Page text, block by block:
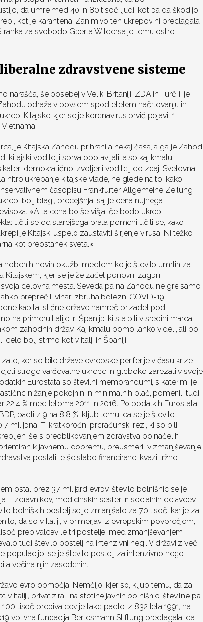
da umre med 40 in 80 tisoč ljudi, kot pa da škodijo
kot je karantena. Zanimivo teh ukrepov ni predlagala
za svobodo Geerta Wildersa je temu ostro
zdravstvene sisteme
narašča, še posebej v Veliki Britaniji, ZDA in Turčiji, je
odraža v povsem spodletelem načrtovanju in
Kitajske, kjer se je koronavirus prvič pojavil 1.
Vietnama.
je Kitajska Zahodu prihranila nekaj časa, a ga je Zahod
kitajski voditelji sprva obotavljali, a so kaj kmalu
demokratično izvoljeni voditelj do zdaj. Svetovna
hitro ukrepanje kitajske vlade, ne glede na to, kako
časopisu Frankfurter Allgemeine Zeitung
bolj blagi, precejšnja, saj je cena nujnega
»A ta cena bo še višja, če bodo ukrepi
učiti se od starejšega brata pomeni učiti se, kako
je Kitajski uspelo zaustaviti širjenje virusa. Ni težko
kot preostanek sveta.«
nobenih novih okužb, medtem ko je število umrlih za
Kitajskem, kjer se je že začel ponovni zagon
delovna mesta. Seveda pa na Zahodu ne gre samo
preprečili vihar izbruha bolezni COVID-19.
kapitalistične države namreč prizadel pod
na primeru Italije in Španije, ki sta bili v sredini marca
zahodnih držav. Kaj kmalu bomo lahko videli, ali bo
celo bolj strmo kot v Italji in Španiji.
ker so bile države evropske periferije v času krize
stroge varčevalne ukrepe in globoko zarezati v svoje
Eurostata so številni memorandumi, s katerimi je
nižanje pokojnin in minimalnih plač, pomenili tudi
% med letoma 2011 in 2016. Po podatkih Eurostata
padli z 9 na 8,8 %, kljub temu, da se je število
milijona. Ti kratkoročni proračunski rezi, ki so bili
še s preoblikovanjem zdravstva po načelih
k javnemu dobremu, preusmeril v zmanjševanje
postali le še slabo financirane, kvazi tržno
ostal brez 37 milijard evrov, število bolnišnic se je
– zdravnikov, medicinskih sester in socialnih delavcev –
bolniških postelj se je zmanjšalo za 70 tisoč, kar je za
da so v Italiji, v primerjavi z evropskim povprečjem,
prebivalcev le tri postelje, med zmanjševanjem
tudi število postelj na intenzivni negi. V državi z več
populacijo, se je število postelj za intenzivno nego
večina njih zasedenih.
evro območja, Nemčijo, kjer so, kljub temu, da za
v Italiji, privatizirali na stotine javnih bolnišnic, številne pa
tisoč prebivalcev je tako padlo iz 832 leta 1991, na
vplivna fundacija Bertesmann Stiftung predlagala, da